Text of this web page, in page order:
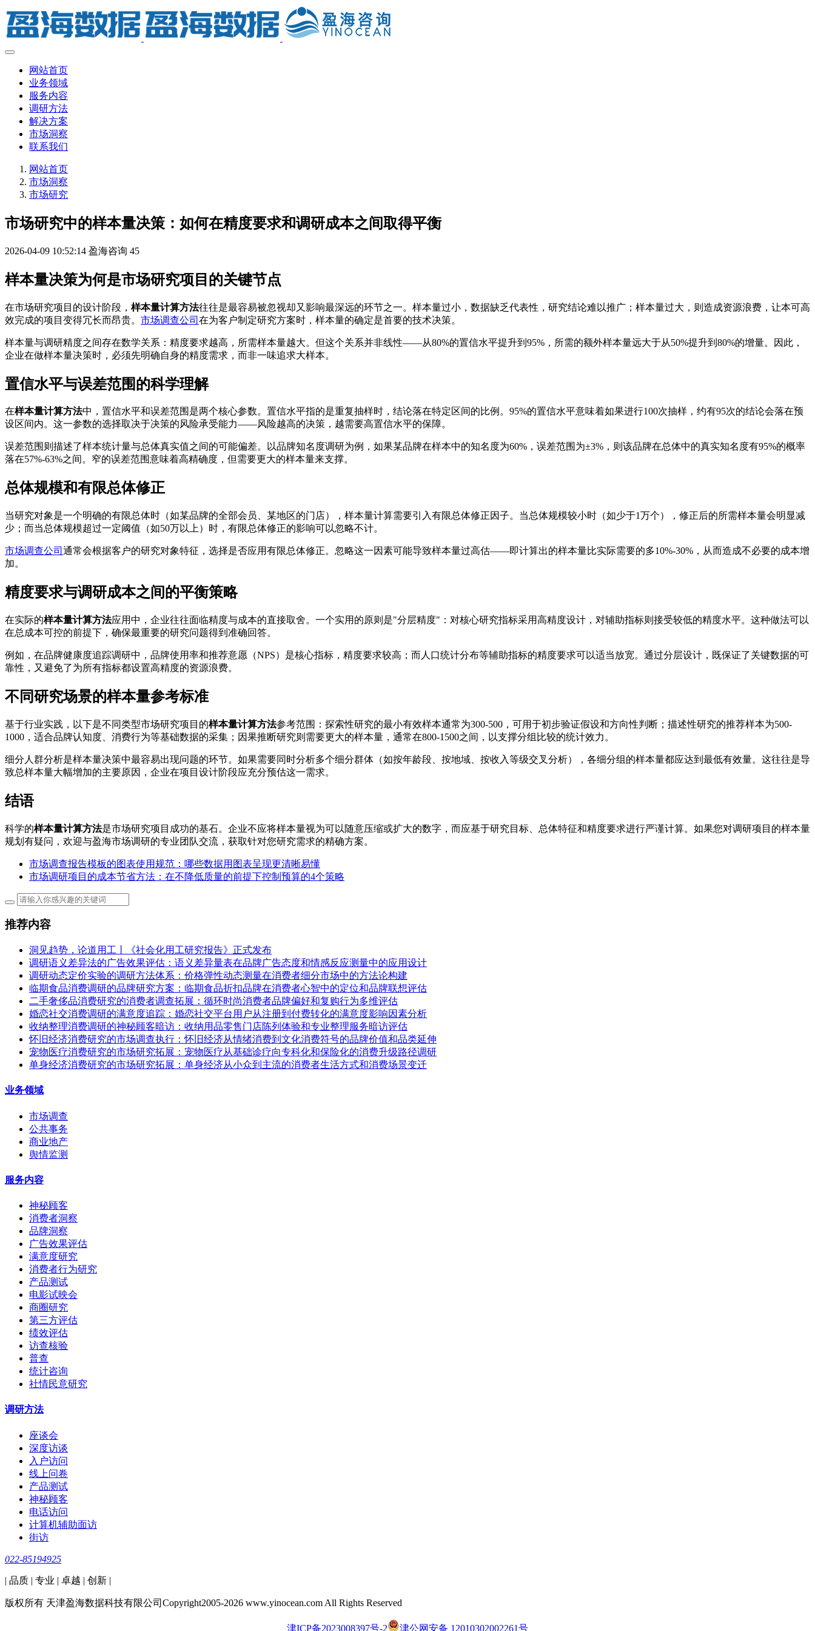
网站首页
业务领域
服务内容
调研方法
解决方案
市场洞察
联系我们
网站首页
市场洞察
市场研究
市场研究中的样本量决策：如何在精度要求和调研成本之间取得平衡
2026-04-09 10:52:14 盈海咨询 45
样本量决策为何是市场研究项目的关键节点
在市场研究项目的设计阶段， 样本量计算方法往往是最容易被忽视却又影响最深远的环节之一。样本量过小，数据缺乏代表性，研究结论难以推广；样本量过大，则造成资源浪费，让本可高
效完成的项目变得冗长而昂贵。 市场调查公司 在为客户制定研究方案时，样本量的确定是首要的技术决策。
样本量与调研精度之间存在数学关系：精度要求越高，所需样本量越大。但这个关系并非线性——从80%的置信水平提升到95%，所需的额外样本量远大于从50%提升到80%的增量。因此，
企业在做样本量决策时，必须先明确自身的精度需求，而非一味追求大样本。
置信水平与误差范围的科学理解
在样本量计算方法中，置信水平和误差范围是两个核心参数。置信水平指的是重复抽样时，结论落在特定区间的比例。95%的置信水平意味着如果进行100次抽样，约有95次的结论会落在预
设区间内。这一参数的选择取决于决策的风险承受能力——风险越高的决策，越需要高置信水平的保障。
误差范围则描述了样本统计量与总体真实值之间的可能偏差。以品牌知名度调研为例，如果某品牌在样本中的知名度为60%，误差范围为±3%，则该品牌在总体中的真实知名度有95%的概率
落在57%-63%之间。窄的误差范围意味着高精确度，但需要更大的样本量来支撑。
总体规模和有限总体修正
当研究对象是一个明确的有限总体时（如某品牌的全部会员、某地区的门店），样本量计算需要引入有限总体修正因子。当总体规模较小时（如少于1万个），修正后的所需样本量会明显减
少；而当总体规模超过一定阈值（如50万以上）时，有限总体修正的影响可以忽略不计。
市场调查公司 通常会根据客户的研究对象特征，选择是否应用有限总体修正。忽略这一因素可能导致样本量过高估——即计算出的样本量比实际需要的多10%-30%，从而造成不必要的成本增
加。
精度要求与调研成本之间的平衡策略
在实际的样本量计算方法应用中，企业往往面临精度与成本的直接取舍。一个实用的原则是"分层精度"：对核心研究指标采用高精度设计，对辅助指标则接受较低的精度水平。这种做法可以
在总成本可控的前提下，确保最重要的研究问题得到准确回答。
例如，在品牌健康度追踪调研中，品牌使用率和推荐意愿（NPS）是核心指标，精度要求较高；而人口统计分布等辅助指标的精度要求可以适当放宽。通过分层设计，既保证了关键数据的可
靠性，又避免了为所有指标都设置高精度的资源浪费。
不同研究场景的样本量参考标准
基于行业实践，以下是不同类型市场研究项目的样本量计算方法参考范围：探索性研究的最小有效样本通常为300-500，可用于初步验证假设和方向性判断；描述性研究的推荐样本为500-
1000，适合品牌认知度、消费行为等基础数据的采集；因果推断研究则需要更大的样本量，通常在800-1500之间，以支撑分组比较的统计效力。
细分人群分析是样本量决策中最容易出现问题的环节。如果需要同时分析多个细分群体（如按年龄段、按地域、按收入等级交叉分析），各细分组的样本量都应达到最低有效量。这往往是导
致总样本量大幅增加的主要原因，企业在项目设计阶段应充分预估这一需求。
结语
科学的样本量计算方法是市场研究项目成功的基石。企业不应将样本量视为可以随意压缩或扩大的数字，而应基于研究目标、总体特征和精度要求进行严谨计算。如果您对调研项目的样本量
规划有疑问，欢迎与盈海市场调研的专业团队交流，获取针对您研究需求的精确方案。
市场调查报告模板的图表使用规范：哪些数据用图表呈现更清晰易懂
市场调研项目的成本节省方法：在不降低质量的前提下控制预算的4个策略
推荐内容
洞见趋势，论道用工丨《社会化用工研究报告》正式发布
调研语义差异法的广告效果评估：语义差异量表在品牌广告态度和情感反应测量中的应用设计
调研动态定价实验的调研方法体系：价格弹性动态测量在消费者细分市场中的方法论构建
临期食品消费调研的品牌研究方案：临期食品折扣品牌在消费者心智中的定位和品牌联想评估
二手奢侈品消费研究的消费者调查拓展：循环时尚消费者品牌偏好和复购行为多维评估
婚恋社交消费调研的满意度追踪：婚恋社交平台用户从注册到付费转化的满意度影响因素分析
收纳整理消费调研的神秘顾客暗访：收纳用品零售门店陈列体验和专业整理服务暗访评估
怀旧经济消费研究的市场调查执行：怀旧经济从情绪消费到文化消费符号的品牌价值和品类延伸
宠物医疗消费研究的市场研究拓展：宠物医疗从基础诊疗向专科化和保险化的消费升级路径调研
单身经济消费研究的市场研究拓展：单身经济从小众到主流的消费者生活方式和消费场景变迁
业务领域
市场调查
公共事务
商业地产
舆情监测
服务内容
神秘顾客
消费者洞察
品牌洞察
广告效果评估
满意度研究
消费者行为研究
产品测试
电影试映会
商圈研究
第三方评估
绩效评估
访查核验
普查
统计咨询
社情民意研究
调研方法
座谈会
深度访谈
入户访问
线上问卷
产品测试
神秘顾客
电话访问
计算机辅助面访
街访
022-85194925
| 品质 | 专业 | 卓越 | 创新 |
版权所有 天津盈海数据科技有限公司Copyright2005-2026 www.yinocean.com All Rights Reserved
津ICP备2023008397号-2 津公网安备 12010302002261号